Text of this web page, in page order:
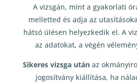
A vizsgán, mint a gyakorlati
melletted és adja az
hátsó ülésen helyezkedik el. A
az adatokat, a végén
Sikeres vizsga utánaz
jogosítvány kiállítása, ha